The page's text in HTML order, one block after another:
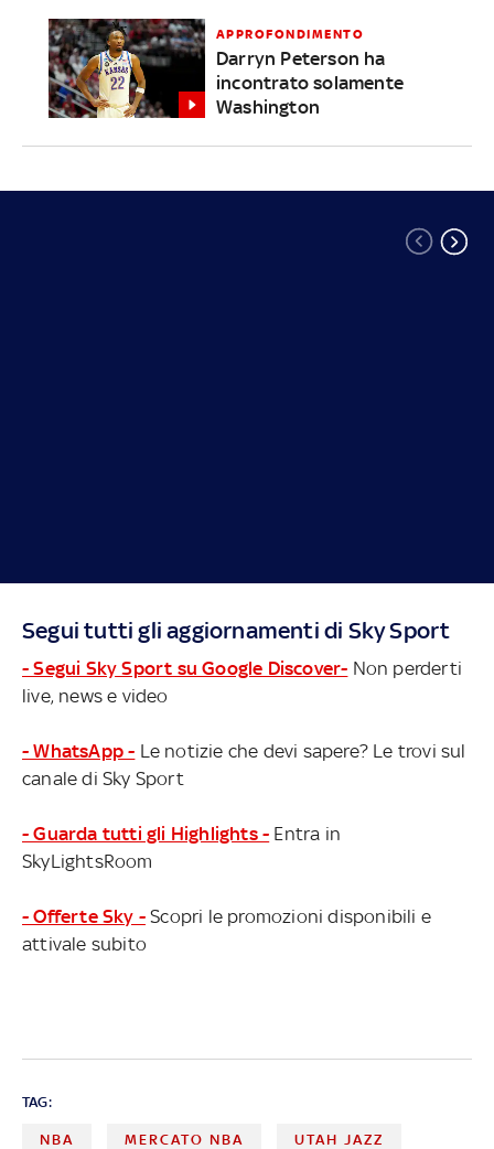
APPROFONDIMENTO
Darryn Peterson ha
incontrato solamente
Washington
Segui tutti gli aggiornamenti di Sky Sport
- Segui Sky Sport su Google Discover- Non perderti
live, news e video
- WhatsApp - Le notizie che devi sapere? Le trovi sul
canale di Sky Sport
- Guarda tutti gli Highlights - Entra in
SkyLightsRoom
- Offerte Sky - Scopri le promozioni disponibili e
attivale subito
TAG:
NBA MERCATO NBA UTAH JAZZ